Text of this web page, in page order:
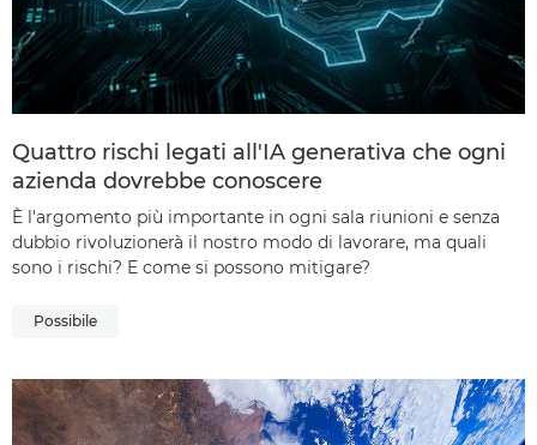
Quattro rischi legati all'IA generativa che ogni
azienda dovrebbe conoscere
È l'argomento più importante in ogni sala riunioni e senza
dubbio rivoluzionerà il nostro modo di lavorare, ma quali
sono i rischi? E come si possono mitigare?
Possibile